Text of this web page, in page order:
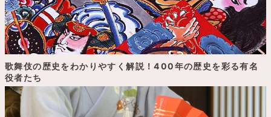
歌舞伎の歴史をわかりやすく解説！400年の歴史を彩る有名
役者たち